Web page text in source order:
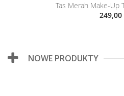
Tas Merah Make-Up
249,00
NOWE PRODUKTY